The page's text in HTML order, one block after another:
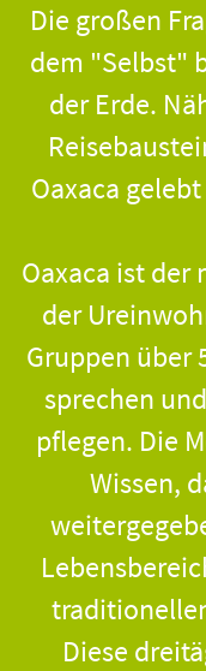
Die großen
dem "Selbst"
der Erde.
Oaxaca
Oaxaca ist der
der
Gruppen über
sprechen
pflegen. Die
Wissen,
Diese